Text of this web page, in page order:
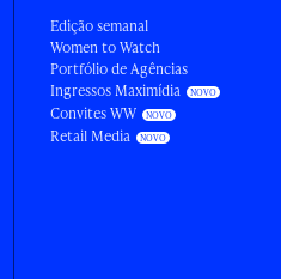
Edição semanal
Women to Watch
Portfólio de Agências
Ingressos Maximídia
Convites WW
Retail Media